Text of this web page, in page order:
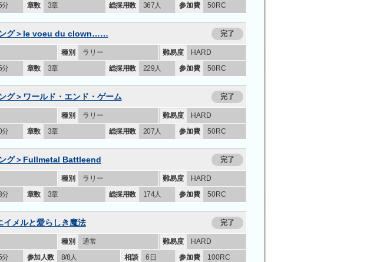
分 章数 3章 総採用数 367人 参加費 50RC
ング＞le voeu du clown…… 完了
種別 ラリー 難易度
HARD
分 章数 3章 総採用数 229人 参加費 50RC
グ＞ワールド・エンド・ゲーム 完了
種別 ラリー 難易度
HARD
分 章数 3章 総採用数 207人 参加費 50RC
グ＞Fullmetal Battleend 完了
種別 ラリー 難易度
HARD
分 章数 3章 総採用数 174人 参加費 50RC
メルと愛らしき魔法 完了
種別 通常 難易度
HARD
分 参加人数 8/8人 相談 6日 参加費 100RC